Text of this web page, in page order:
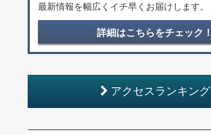
最新情報を幅広くイチ早くお届けします。
詳細はこちらをチェック！
アクセスランキング